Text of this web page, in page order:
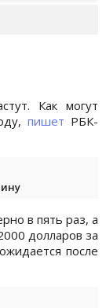
Как могут
пишет РБК-
в пять раз, а
долларов за
после